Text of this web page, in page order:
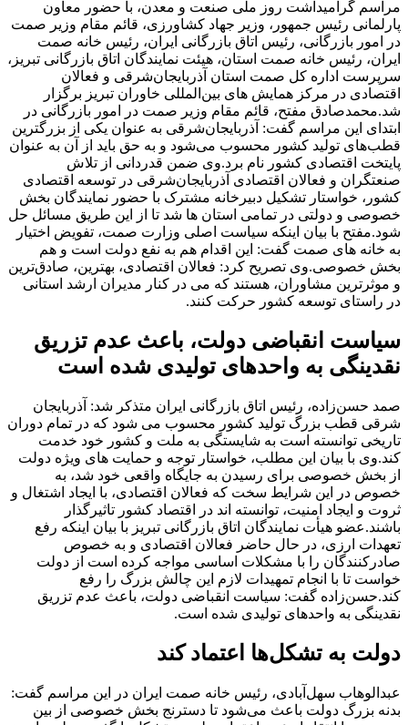
مراسم گرامیداشت روز ملی صنعت و معدن، با حضور معاون
پارلمانی رئیس جمهور، وزیر جهاد کشاورزی، قائم مقام وزیر صمت
در امور بازرگانی، رئیس اتاق بازرگانی ایران، رئیس خانه صمت
ایران، رئیس خانه صمت استان، هیئت نمایندگان اتاق بازرگانی تبریز،
سرپرست اداره کل صمت استان آذربایجان‌شرقی و فعالان
اقتصادی در مرکز همایش های بین‌المللی خاوران تبریز برگزار
شد.محمدصادق مفتح، قائم مقام وزیر صمت در امور بازرگانی در
ابتدای این مراسم گفت: آذربایجان‌شرقی به عنوان یکی از بزرگترین
قطب‌های تولید کشور محسوب می‌شود و به حق باید از آن به عنوان
پایتخت اقتصادی کشور نام برد.وی ضمن قدردانی از تلاش
صنعتگران و فعالان اقتصادی آذربایجان‌شرقی در توسعه اقتصادی
کشور، خواستار تشکیل دبیرخانه مشترک با حضور نمایندگان بخش
خصوصی و دولتی در تمامی استان ها شد تا از این طریق مسائل حل
شود.مفتح با بیان اینکه سیاست اصلی وزارت صمت، تفویض اختیار
به خانه های صمت گفت: این اقدام هم به نفع دولت است و هم
بخش خصوصی.وی تصریح کرد: فعالان اقتصادی، بهترین، صادق‌ترین
و موثرترین مشاوران، هستند که می در کنار مدیران ارشد استانی
در راستای توسعه کشور حرکت کنند.
سیاست انقباضی دولت، باعث عدم تزریق
نقدینگی به واحدهای تولیدی شده است
صمد حسن‌زاده، رئیس اتاق بازرگانی ایران متذکر شد: آذربایجان
شرقی قطب بزرگ تولید کشور محسوب می شود که در تمام دوران
تاریخی توانسته است به شایستگی به ملت و کشور خود خدمت
کند.وی با بیان این مطلب، خواستار توجه و حمایت های ویژه دولت
از بخش خصوصی برای رسیدن به جايگاه واقعی خود شد، به
خصوص در این شرایط سخت که فعالان اقتصادی، با ایجاد اشتغال و
ثروت و ایجاد امنیت، توانسته اند در اقتصاد کشور تاثیرگذار
باشند.عضو هیأت نمایندگان اتاق بازرگانی تبریز با بیان اینکه رفع
تعهدات ارزی، در حال حاضر فعالان اقتصادی و به خصوص
صادرکنندگان را با مشکلات اساسی مواجه کرده است از دولت
خواست تا با انجام تمهیدات لازم این چالش بزرگ را رفع
کند.حسن‌زاده گفت: سیاست انقباضی دولت، باعث عدم تزریق
نقدینگی به واحدهای تولیدی شده است.
دولت به تشکل‌ها اعتماد کند
عبدالوهاب سهل‌آبادی، رئیس خانه صمت ایران در این مراسم گفت:
بدنه بزرگ دولت باعث می‌شود تا دسترنج بخش خصوصی از بین